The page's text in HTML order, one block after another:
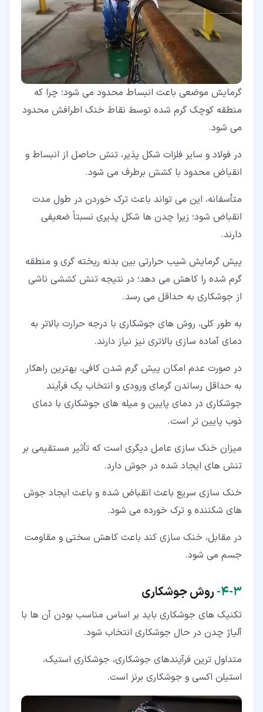
گرمایش موضعی باعث انبساط محدود می شود؛ چرا که
منطقه کوچک گرم شده توسط نقاط خنک اطرافش محدود
می شود.
در فولاد و سایر فلزات شکل پذیر، تنش حاصل از انبساط و
انقباض محدود با کشش برطرف می شود.
متأسفانه، این می تواند باعث ترک خوردن در طول مدت
انقباض شود؛ زیرا چدن ها شکل پذیری نسبتاً ضعیفی
دارند.
پیش گرمایش شیب حرارتی بین بدنه ریخته گری و منطقه
گرم شده را کاهش می دهد؛ در نتیجه تنش کششی ناشی
از جوشکاری به حداقل می رسد.
به طور کلی، روش های جوشکاری با درجه حرارت بالاتر به
دمای آماده سازی بالاتری نیز نیاز دارند.
در صورت عدم امکان پیش گرم شدن کافی، بهترین راهکار
به حداقل رساندن گرمای ورودی و انتخاب یک فرآیند
جوشکاری در دمای پایین و میله های جوشکاری با دمای
ذوب پایین تر است.
میزان خنک سازی عامل دیگری است که تأثیر مستقیمی بر
تنش های ایجاد شده در جوش دارد.
خنک سازی سریع باعث انقباض شده و باعث ایجاد جوش
های شکننده و ترک خورده می شود.
در مقابل، خنک سازی کند باعث کاهش سختی و مقاومت
جسم می شود.
۳‏-‏۴‏- روش جوشکاری
تکنیک های جوشکاری باید بر اساس مناسب بودن آن ها با
آلیاژ چدن در حال جوشکاری انتخاب شود.
متداول ترین فرآیندهای جوشکاری، جوشکاری استیک،
استیلن اکسی و جوشکاری برنز است.